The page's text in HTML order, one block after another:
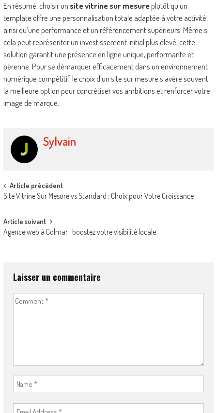
En résumé, choisir unsite vitrine sur mesureplutôt qu’un
template offre une personnalisation totale adaptée à votre activité,
ainsi qu’une performance et un référencement supérieurs. Même si
cela peut représenter un investissement initial plus élevé, cette
solution garantit une présence en ligne unique, performante et
pérenne. Pour se démarquer efficacement dans un environnement
numérique compétitif, le choix d’un site sur mesure s’avère souvent
la meilleure option pour concrétiser vos ambitions et renforcer votre
image de marque.
Sylvain
Post
navigation
Article précédent
Site Vitrine Sur Mesure vs Standard : Choix pour Votre Croissance
Article suivant
Agence web à Colmar : boostez votre visibilité locale
Laisser un commentaire